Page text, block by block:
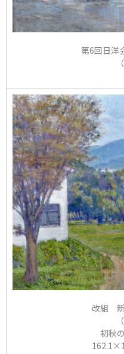
第6回日
改組
初秋